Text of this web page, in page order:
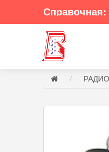
Справочная: